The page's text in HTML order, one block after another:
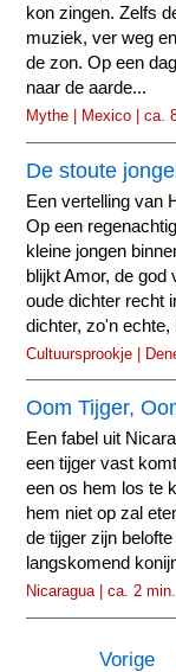
kon zingen. Zelfs
muziek, ver weg
de zon. Op een
naar de aarde...
Mythe | Mexico | ca.
De stoute
Een vertelling van
Op een
kleine jongen
blijkt Amor, de god
oude dichter recht
dichter, zo'n echte,
Cultuursprookje |
Oom Tijger,
Een fabel uit
een tijger vast
een os hem los te
hem niet op zal
de tijger zijn
langskomend
Nicaragua | ca. 2 min.
Vorige